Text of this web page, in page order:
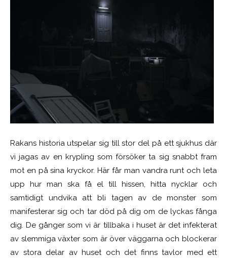
Rakans historia utspelar sig till stor del på ett sjukhus där
vi jagas av en krypling som försöker ta sig snabbt fram
mot en på sina kryckor. Här får man vandra runt och leta
upp hur man ska få el till hissen, hitta nycklar och
samtidigt undvika att bli tagen av de monster som
manifesterar sig och tar död på dig om de lyckas fånga
dig. De gånger som vi är tillbaka i huset är det infekterat
av slemmiga växter som är över väggarna och blockerar
av stora delar av huset och det finns tavlor med ett